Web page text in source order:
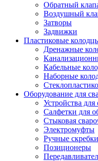
Обратный
Воздушный
Затворы
Задвижки
Пластиковые
Дренажные
Кабельные
Наборные
Оборудование для
Устройства для
Салфетки для
Стыковая
Электромуфты
Ручные скребки
Позиционеры